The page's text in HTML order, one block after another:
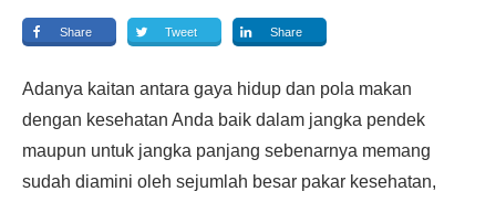
Share Tweet Share
Adanya kaitan antara gaya hidup dan pola makan
dengan kesehatan Anda baik dalam jangka pendek
maupun untuk jangka panjang sebenarnya memang
sudah diamini oleh sejumlah besar pakar kesehatan,